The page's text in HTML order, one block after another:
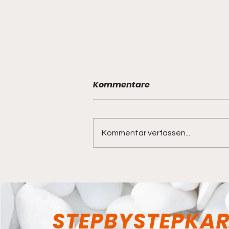
Chinatown
Kommentare
Kommentar verfassen...